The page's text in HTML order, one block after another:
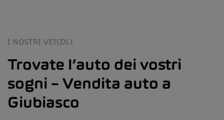
I NOSTRI VEICOLI
Trovate l’auto dei vostri
sogni – Vendita auto a
Giubiasco